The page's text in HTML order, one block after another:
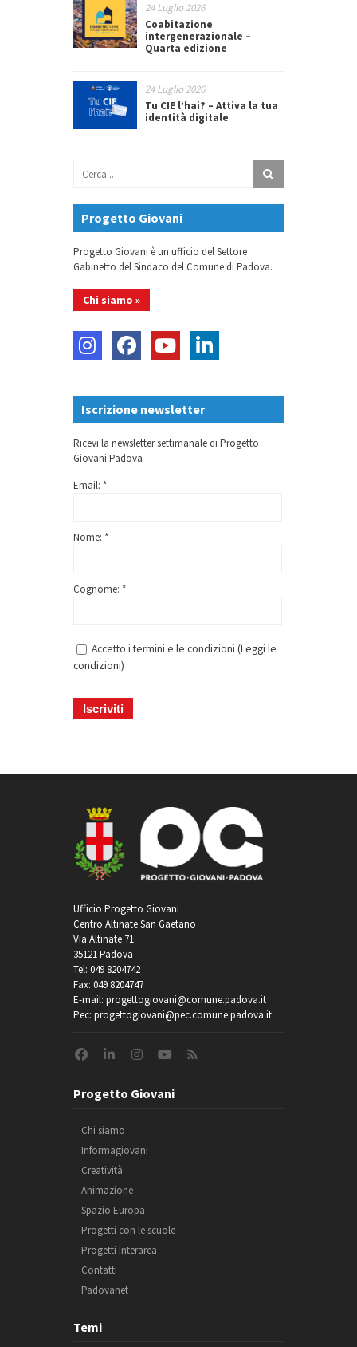
24 Luglio 2026
Coabitazione
intergenerazionale –
Quarta edizione
24 Luglio 2026
Tu CIE l’hai? – Attiva la tua
identità digitale
Progetto Giovani
Progetto Giovani è un ufficio del Settore
Gabinetto del Sindaco del Comune di Padova.
Chi siamo »
Iscrizione newsletter
Ricevi la newsletter settimanale di Progetto
Giovani Padova
Email: *
Nome: *
Cognome: *
Accetto i termini e le condizioni (Leggi le
condizioni)
Ufficio Progetto Giovani
Centro Altinate San Gaetano
Via Altinate 71
35121 Padova
Tel: 049 8204742
Fax: 049 8204747
E-mail: progettogiovani@comune.padova.it
Pec: progettogiovani@pec.comune.padova.it
Progetto Giovani
Chi siamo
Informagiovani
Creatività
Animazione
Spazio Europa
Progetti con le scuole
Progetti Interarea
Contatti
Padovanet
Temi